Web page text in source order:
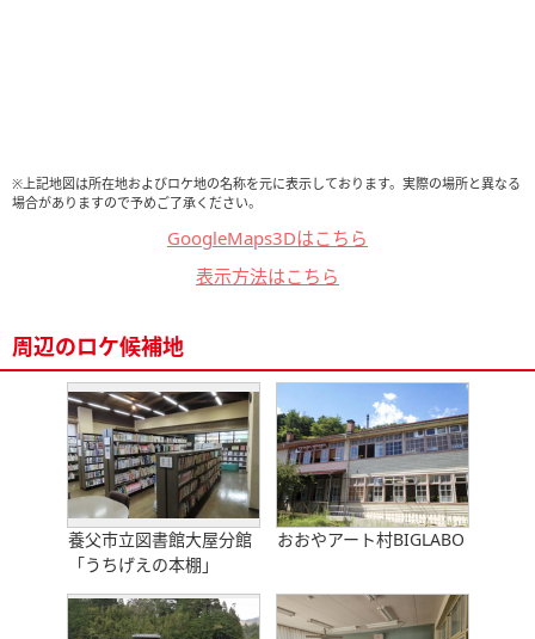
※上記地図は所在地およびロケ地の名称を元に表示しております。実際の場所と異なる
場合がありますので予めご了承ください。
GoogleMaps3Dはこちら
表示方法はこちら
周辺のロケ候補地
養父市立図書館大屋分館
「うちげえの本棚」
おおやアート村BIGLABO